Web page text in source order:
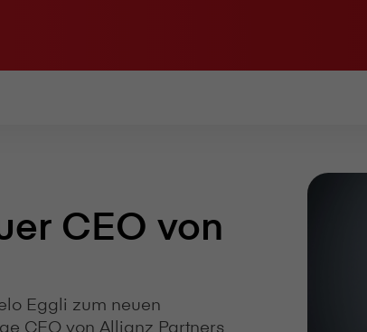
CEO von
Eggli zum neuen
CEO von Allianz Partners